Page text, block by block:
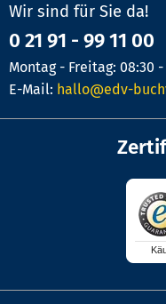
Wir sind für Sie da!
0 21 91 - 99 11 00
Montag - Freitag: 08:30 -
E-Mail: hallo@edv-